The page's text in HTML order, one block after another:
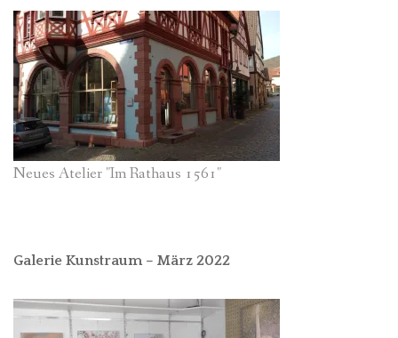
Neues Atelier "Im Rathaus 1561"
Galerie Kunstraum – März 2022